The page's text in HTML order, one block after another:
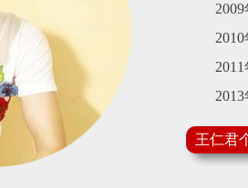
2009年
2010年
2011年
2013年
2014年
2015年
王仁君